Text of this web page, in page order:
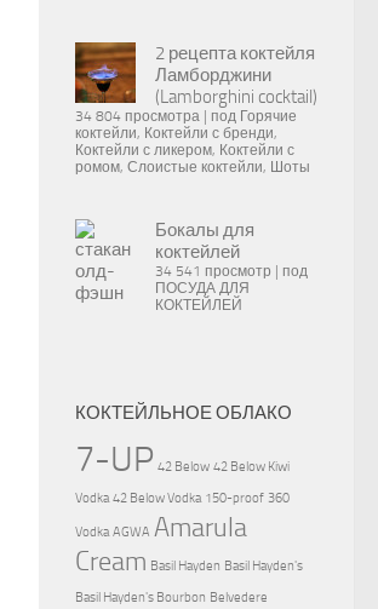
2 рецепта коктейля
Ламборджини
(Lamborghini cocktail)
34 804 просмотра под Горячие
коктейли, Коктейли с бренди,
Коктейли с ликером, Коктейли с
ромом, Слоистые коктейли, Шоты
Бокалы для
коктейлей
34 541 просмотр
под
ПОСУДА ДЛЯ
КОКТЕЙЛЕЙ
КОКТЕЙЛЬНОЕ ОБЛАКО
7-UP 42 Below 42 Below Kiwi
Vodka 42 Below Vodka 150-proof 360
Vodka AGWA Amarula
Cream Basil Hayden Basil Hayden's
Basil Hayden's Bourbon Belvedere